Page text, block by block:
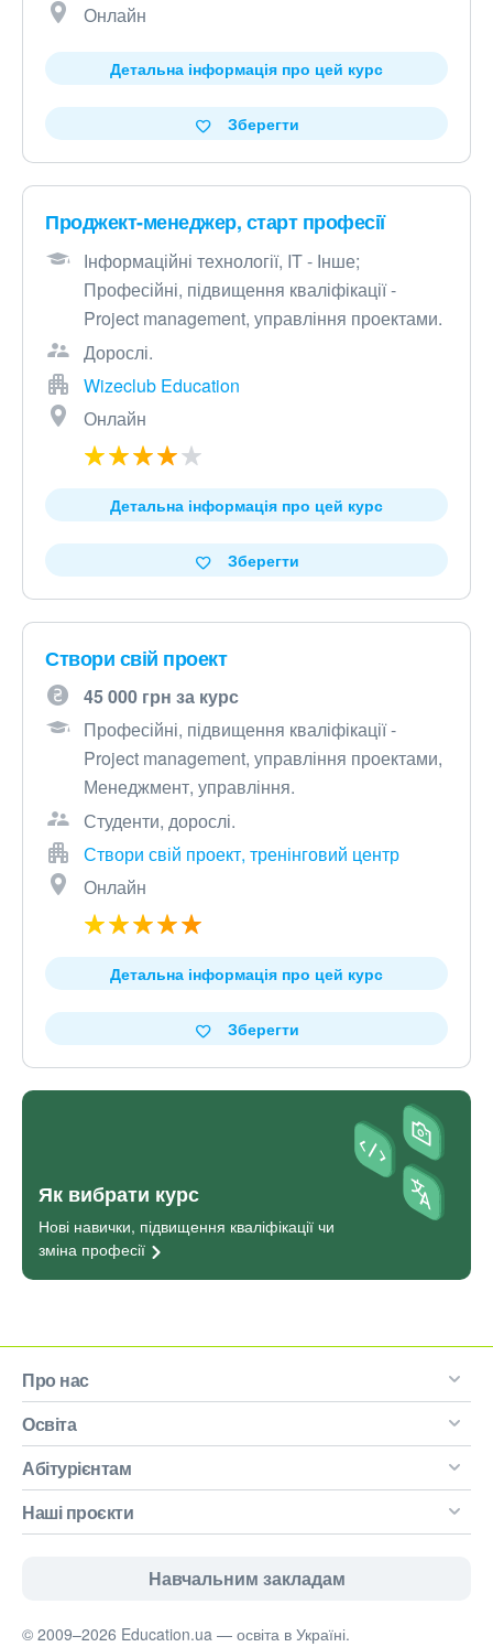
Онлайн
Детальна інформація про цей курс
Зберегти
Проджект-менеджер, старт професії
Інформаційні технології, IT - Інше;
Професійні, підвищення кваліфікації -
Project management, управління проектами.
Дорослі.
Wizeclub Education
Онлайн
Детальна інформація про цей курс
Зберегти
Створи свій проект
45 000 грн за курс
Професійні, підвищення кваліфікації -
Project management, управління проектами,
Менеджмент, управління.
Студенти, дорослі.
Створи свій проект, тренінговий центр
Онлайн
Детальна інформація про цей курс
Зберегти
Як вибрати курс
Нові навички, підвищення кваліфікації чи
зміна професії
Про нас
Освіта
Абітурієнтам
Наші проєкти
Навчальним закладам
© 2009–2026 Education.ua — освіта в Україні.